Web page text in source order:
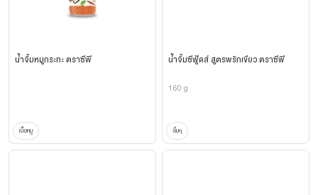
น้ำจิ้มหมูกระทะ ตราซีพี
เนื้อหมู
น้ำจิ้มซีฟู้ดส์ สูตรพริกเขียว ตราซีพี
160 g
อื่นๆ